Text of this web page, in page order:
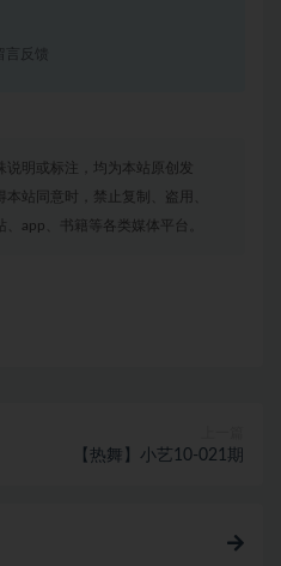
反馈
说明或标注，均为本站原创发
站同意时，禁止复制、盗用、
app、书籍等各类媒体平台。
【热舞】小艺10-021期